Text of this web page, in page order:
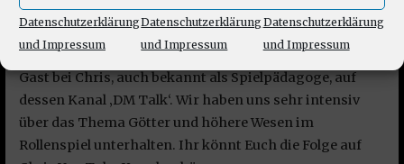
Datenschutzerklärung
und Impressum
Datenschutzerklärung
und Impressum
Datenschutzerklärung
und Impressum
Kommentar schreiben
Kleiner Post zu einer kleinen News: DM Carsten war zu
Gast bei Chris, auch bekannt als Spielpädagoge, auf
dessen Kanal ‚DM Talk‘. Wir haben uns sehr intensiv
über das Thema Götter und höhere Wesen im
Rollenspiel unterhalten. Ihr könnt Euch die Folge auf